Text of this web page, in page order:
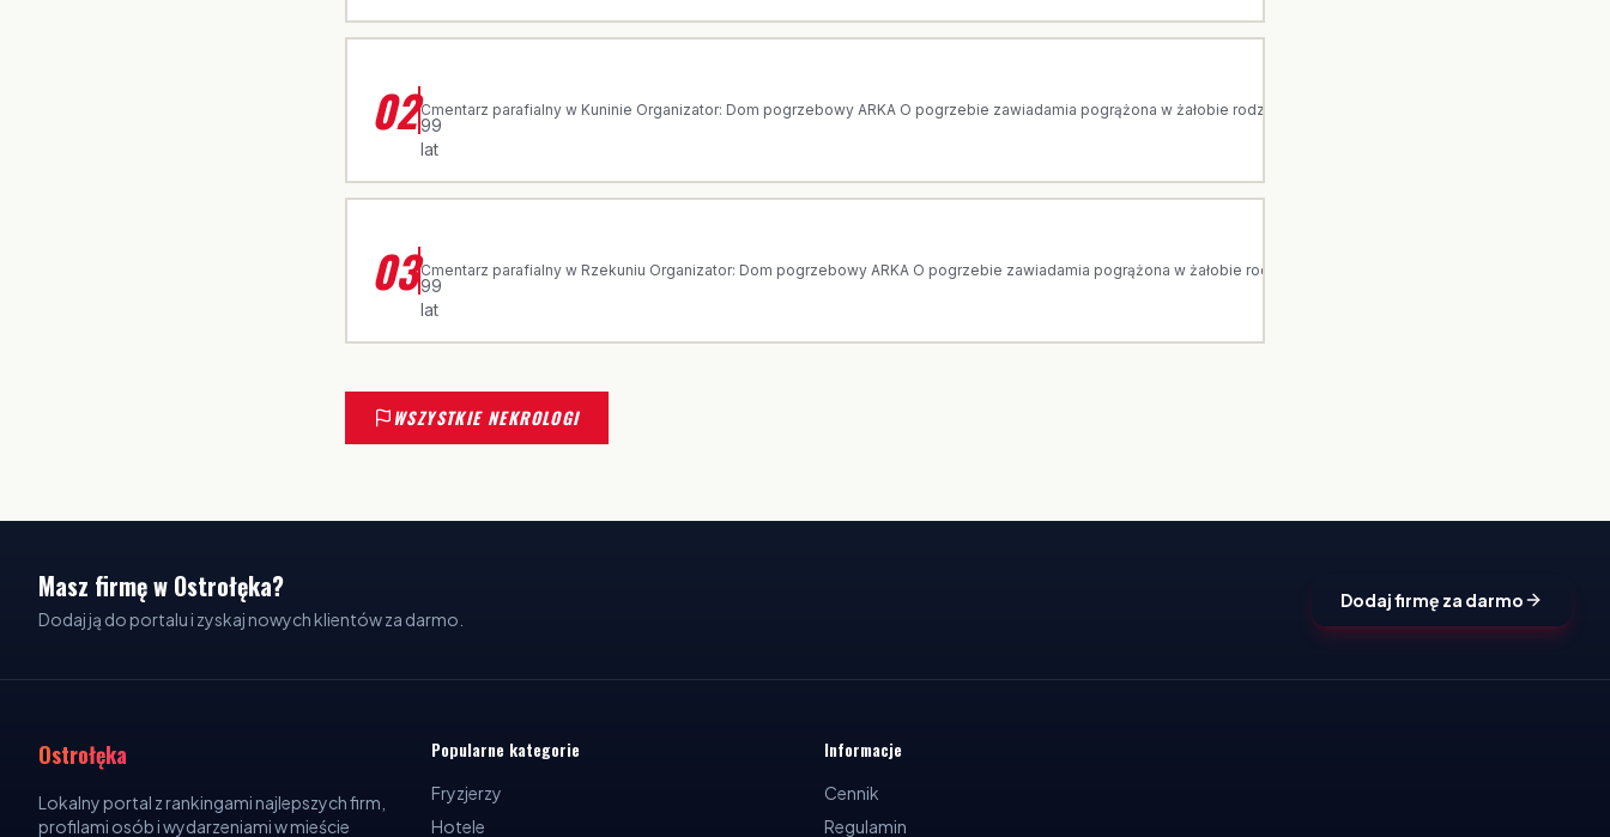
02·
99
lat
Cmentarz parafialny w Kuninie Organizator: Dom pogrzebowy ARKA O pogrzebie zawiadamia pogrążona w żałobie rodzina. Arka to dom pogrzebowy z Ostrołęki.
03·
99
lat
Cmentarz parafialny w Rzekuniu Organizator: Dom pogrzebowy ARKA O pogrzebie zawiadamia pogrążona w żałobie rodzina. Arka to dom pogrzebowy z Ostrołęki.
WSZYSTKIE NEKROLOGI
Masz firmę w Ostrołęka?
Dodaj ją do portalu i zyskaj nowych klientów za darmo.
Dodaj firmę za darmo
Ostrołęka
Lokalny portal z rankingami najlepszych firm,
profilami osób i wydarzeniami w mieście
Popularne kategorie
Fryzjerzy
Hotele
Informacje
Cennik
Regulamin